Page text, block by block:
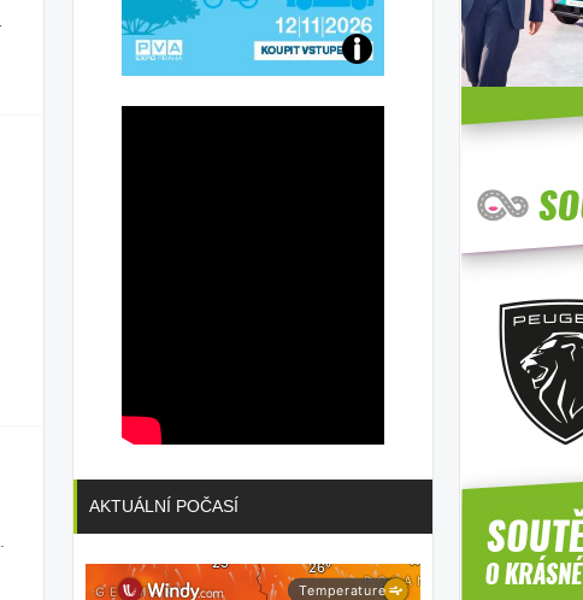
Přijďte
AKTUÁLNÍ POČASÍ